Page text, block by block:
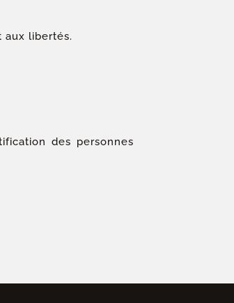
aux libertés.
des personnes